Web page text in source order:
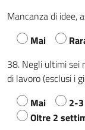
Mancanza di idee,
Mai
38. Negli ultimi sei
di lavoro (esclusi i
Mai
2-
Oltre 2